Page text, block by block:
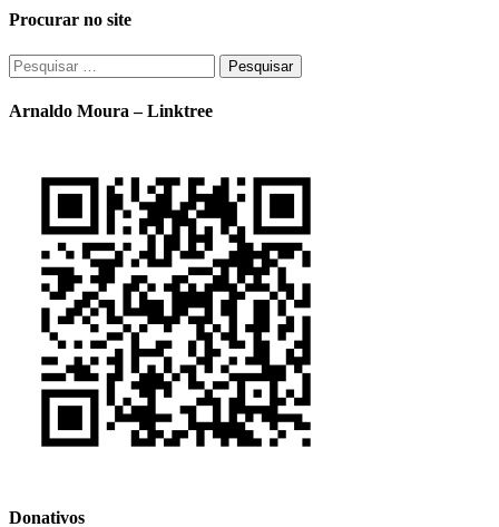
Procurar no site
Pesquisar
por:
Arnaldo Moura – Linktree
Donativos